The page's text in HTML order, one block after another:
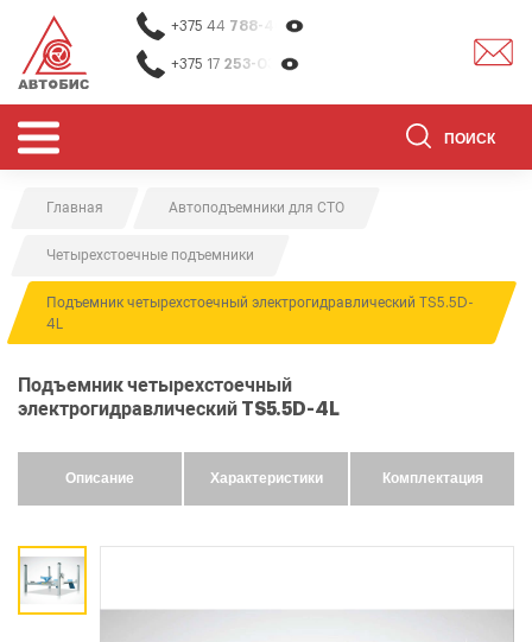
ОБОРУДОВАНИЕ ДЛЯ СТО
ОБОРУДОВАНИЕ ДЛЯ ОЧИСТКИ
КОНТАКТЫ
БРЕНДЫ
Коммерческий отдел:
+375 44
+375 44 788-40-13
+375 17 253-03-26
Главная Автоподъемники для СТО
Четырехстоечные подъемники
Подъемник четырехстоечный электрогидравлический TS5.5D-
4L
Подъемник четырехстоечный
электрогидравлический TS5.5D-4L
Описание Характеристики Комплектация